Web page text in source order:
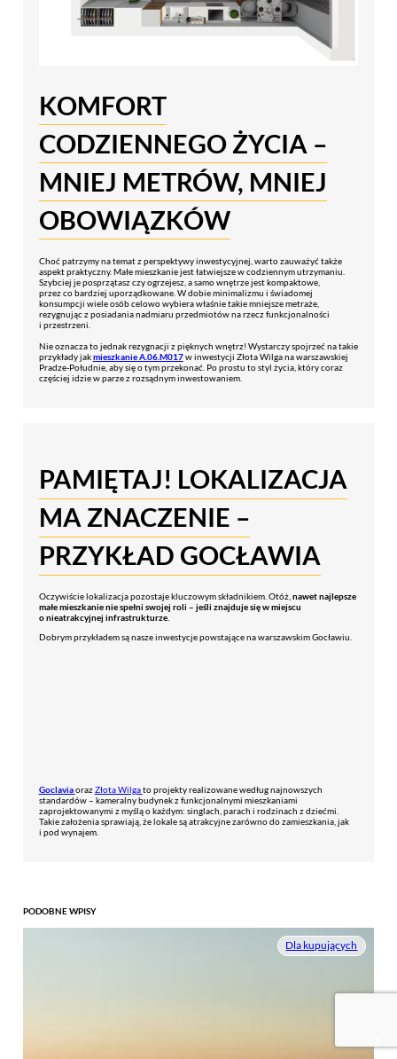
KOMFORT
CODZIENNEGO ŻYCIA –
MNIEJ METRÓW, MNIEJ
OBOWIĄZKÓW
Choć patrzymy na temat z perspektywy inwestycyjnej, warto zauważyć także
aspekt praktyczny. Małe mieszkanie jest łatwiejsze w codziennym utrzymaniu.
Szybciej je posprzątasz czy ogrzejesz, a samo wnętrze jest kompaktowe,
przez co bardziej uporządkowane. W dobie minimalizmu i świadomej
konsumpcji wiele osób celowo wybiera właśnie takie mniejsze metraże,
rezygnując z posiadania nadmiaru przedmiotów na rzecz funkcjonalności
i przestrzeni.
Nie oznacza to jednak rezygnacji z pięknych wnętrz! Wystarczy spojrzeć na takie
przykłady jakmieszkanie A.06.M017w inwestycji Złota Wilga na warszawskiej
Pradze-Południe, aby się o tym przekonać. Po prostu to styl życia, który coraz
częściej idzie w parze z rozsądnym inwestowaniem.
PAMIĘTAJ! LOKALIZACJA
MA ZNACZENIE –
PRZYKŁAD GOCŁAWIA
Oczywiście lokalizacja pozostaje kluczowym składnikiem. Otóż, nawet najlepsze
małe mieszkanie nie spełni swojej roli – jeśli znajduje się w miejscu
o nieatrakcyjnej infrastrukturze.
Dobrym przykładem są nasze inwestycje powstające na warszawskim Gocławiu.
GoclaviaorazZłota Wilgato projekty realizowane według najnowszych
standardów – kameralny budynek z funkcjonalnymi mieszkaniami
zaprojektowanymi z myślą o każdym: singlach, parach i rodzinach z dziećmi.
Takie założenia sprawiają, że lokale są atrakcyjne zarówno do zamieszkania, jak
i pod wynajem.
PODOBNE WPISY
Dla kupujących